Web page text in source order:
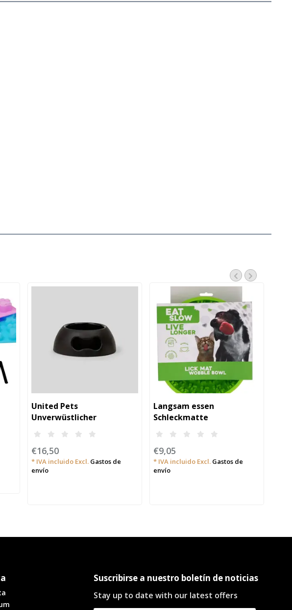
United Pets
Unverwüstlicher
umweltfreundlicher Napf
für Hunde und Katzen - S
€16,50
* IVA incluido Excl. Gastos de
envío
Langsam essen
Schleckmatte
Wackelschüssel Grün
€9,05
* IVA incluido Excl. Gastos de
envío
Suscribirse a nuestro boletín de noticias
Stay up to date with our latest offers